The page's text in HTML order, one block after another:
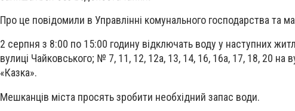
Про це повідомили в Управлінні комунального господарства та
2 серпня з 8:00 по 15:00 годину відключать воду у наступних
вулиці Чайковського; № 7, 11, 12, 12а, 13, 14, 16, 16а, 17, 18, 20
«Казка».
Мешканців міста просять зробити необхідний запас води.